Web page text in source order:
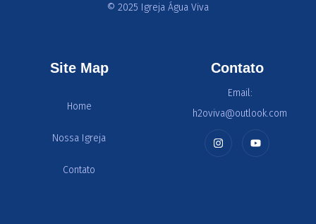
© 2025 Igreja Água Viva
Site Map
Home
Nossa Igreja
Contato
Contato
Email:
h2oviva@outlook.com